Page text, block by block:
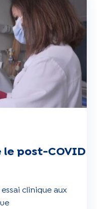
post-COVID
clinique aux